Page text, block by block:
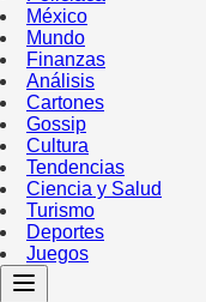
México
Mundo
Finanzas
Análisis
Cartones
Gossip
Cultura
Tendencias
Ciencia y Salud
Turismo
Deportes
Juegos